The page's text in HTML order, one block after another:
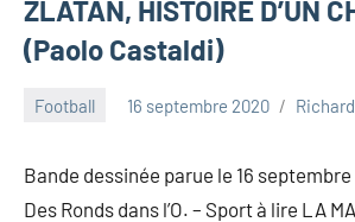
ZLATAN, HISTOIRE D’UN
(Paolo Castaldi)
Football 16 septembre 2020
Bande dessinée parue le 16
Des Ronds dans l’O. – Sport à lire LA